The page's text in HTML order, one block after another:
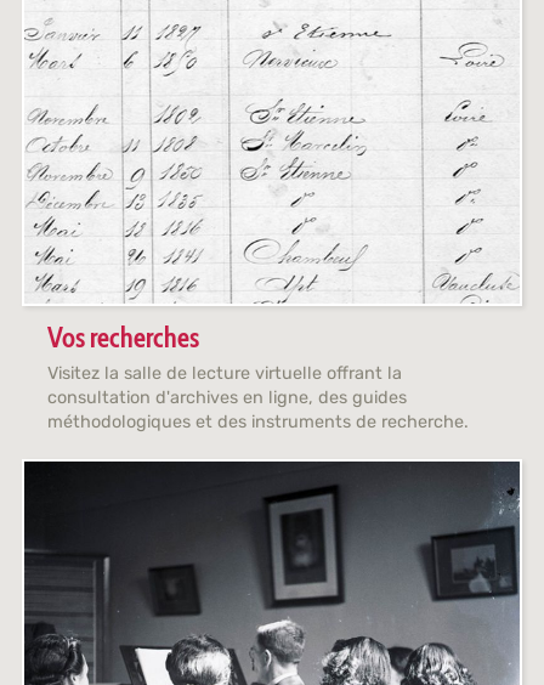
Vos recherches
Visitez la salle de lecture virtuelle offrant la
consultation d'archives en ligne, des guides
méthodologiques et des instruments de recherche.